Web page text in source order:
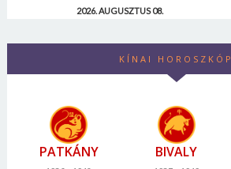
2026. AUGUSZTUS 08.
KÍNAI HOROSZKÓP
PATKÁNY BIVALY